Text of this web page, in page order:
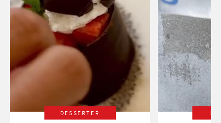
DESSERTER